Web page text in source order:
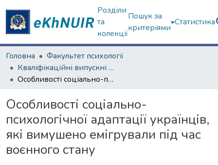
Розділи
та
колекції
Пошук за
критеріями
Статистика
Головна
Факультет психології
Кваліфікаційні випускні роботи магістрів. Факультет психології
Особливості соціально-психологічної адаптації українців, які вимушено емігрували під час воєнного стану
Особливості соціально-
психологічної адаптації українців,
які вимушено емігрували під час
воєнного стану